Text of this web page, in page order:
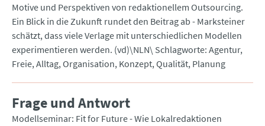
Motive und Perspektiven von redaktionellem Outsourcing.
Ein Blick in die Zukunft rundet den Beitrag ab - Marksteiner
schätzt, dass viele Verlage mit unterschiedlichen Modellen
experimentieren werden. (vd)\NLN\ Schlagworte: Agentur,
Freie, Alltag, Organisation, Konzept, Qualität, Planung
Frage und Antwort
Modellseminar: Fit for Future - Wie Lokalredaktionen